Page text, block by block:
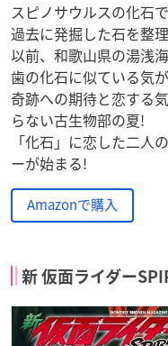
スピノサウルスの化石
過去に発掘した石を整
以前、和歌山県の湯浅
歯の化石に似ている気が
奇跡への期待と恋する
らない古生物部の夏!
「化石」に恋した二人
ーが始まる!
Amazonで購入
新 仮面ライダー